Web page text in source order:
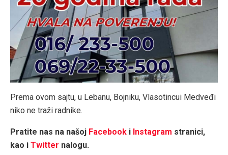
Prema ovom sajtu, u Lebanu, Bojniku, Vlasotincui Medveđi
niko ne traži radnike.
Pratite nas na našoj Facebook i Instagram stranici,
kao i Twitter nalogu.